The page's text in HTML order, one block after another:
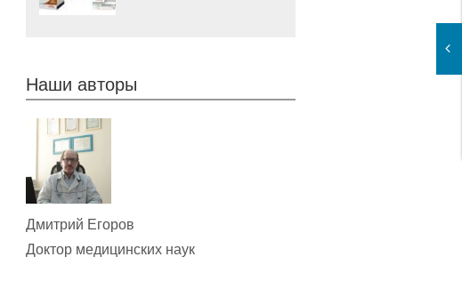
Наши авторы
Дмитрий Егоров
Доктор медицинских наук